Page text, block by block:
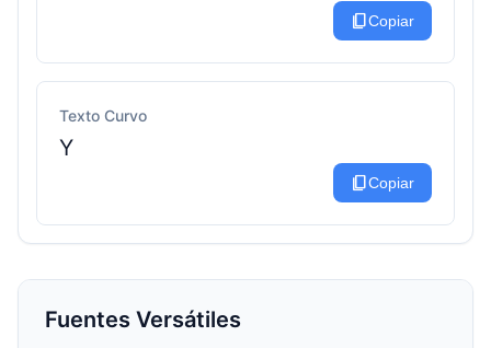
content_copyCopiar
Texto Curvo
Y
content_copyCopiar
Fuentes Versátiles